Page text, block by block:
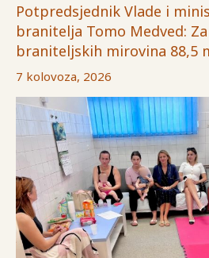
Potpredsjednik Vlade i
branitelja Tomo Medved:
braniteljskih mirovina 88,5
7 kolovoza, 2026